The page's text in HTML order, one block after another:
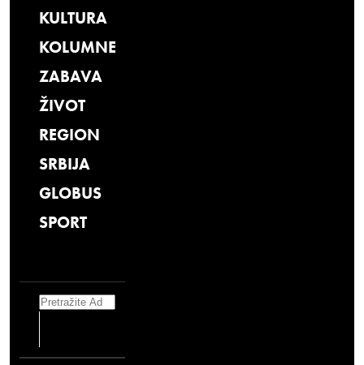
KULTURA
KOLUMNE
ZABAVA
ŽIVOT
REGION
SRBIJA
GLOBUS
SPORT
Search